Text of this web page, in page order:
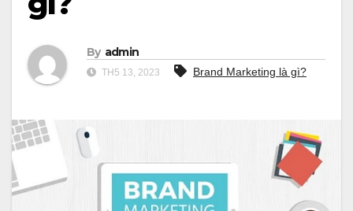
By admin
TH5 13, 2023 Brand Marketing là gì?